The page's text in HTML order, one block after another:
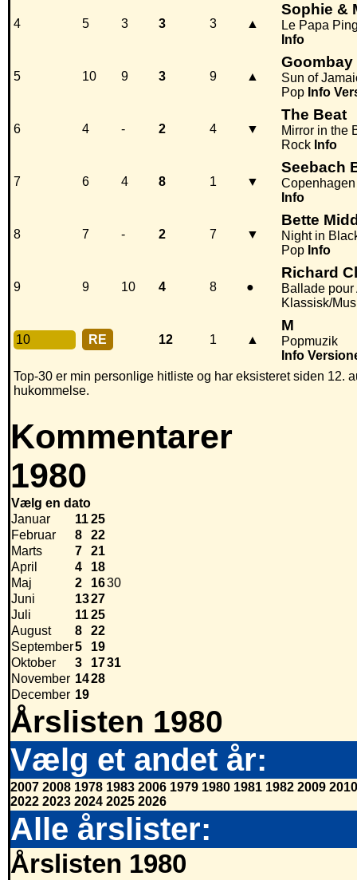
4 5 3 3 3 ▲
Sophie &
Le Papa
Info
5 10 9 3 9 ▲
Goombay
Sun of
Pop Info
6 4 - 2 4 ▼
The Beat
Mirror in the
Rock Info
7 6 4 8 1 ▼
Seebach
Copenhagen
Info
8 7 - 2 7 ▼
Bette
Night in
Pop Info
9 9 10 4 8 ●
Richard
Ballade
Klassisk/
10 RE 12 1 ▲
M
Popmuzik
Info
Top-30 er min personlige hitliste og har eksisteret siden 12.
hukommelse.
Kommentarer
1980
Vælg en dato
Januar
1125
Februar
8
22
Marts
7
21
April
4
18
Maj
2 1630
Juni
1327
Juli
1125
August
8
22
September5
19
Oktober
3 1731
November 1428
December 19
Årslisten 1980
Vælg et andet år:
2007 2008 1978 1983 2006 1979 1980 1981 1982 2009 2010
2022 2023 2024 2025 2026
Alle årslister:
Årslisten 1980